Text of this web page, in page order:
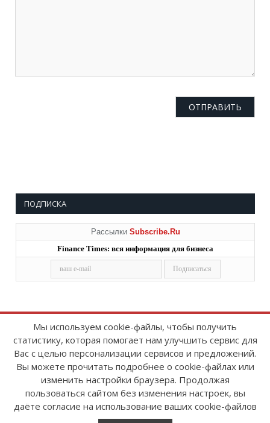
ПОДПИСКА
Рассылки Subscribe.Ru
Finance Times: вся информация для бизнеса
Copyright © 2008-2026FinanceTimes
Зарегистрировано в Роскомнадзоре
Свидетельство о регистрации СМИ:
серия Эл № ФС77-86300 от 10 ноября 2023 г
Мы используем cookie-файлы, чтобы получить
статистику, которая помогает нам улучшить сервис для
Вас с целью персонализации сервисов и предложений.
Вы можете прочитать подробнее о cookie-файлах или
изменить настройки браузера. Продолжая
пользоваться сайтом без изменения настроек, вы
даёте согласие на использование ваших cookie-файлов